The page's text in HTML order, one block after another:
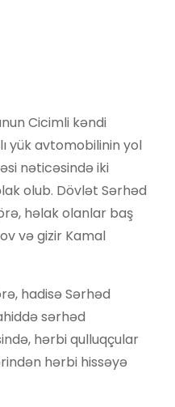
Cicimli kəndi
yük avtomobilinin yol
nəticəsində iki
olub. Dövlət Sərhəd
həlak olanlar baş
və gizir Kamal
hadisə Sərhəd
sərhəd
hərbi qulluqçular
hərbi hissəyə